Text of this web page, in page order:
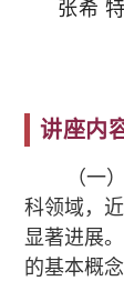
张希
讲座内
（一
科领域，
显著进展
的基本概